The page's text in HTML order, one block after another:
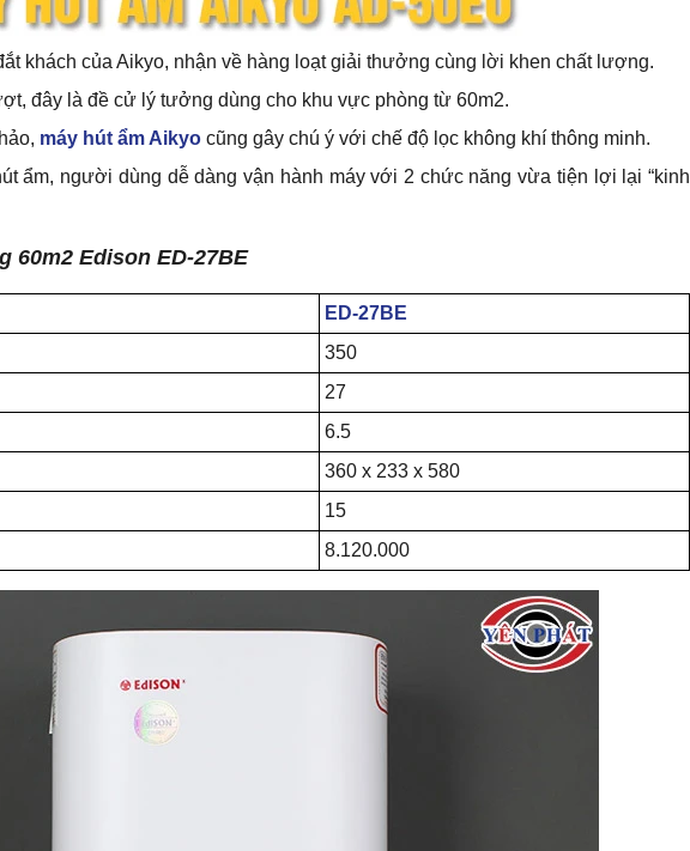
khách của Aikyo, nhận về hàng loạt giải thưởng cùng lời khen chất lượng.
đây là đề cử lý tưởng dùng cho khu vực phòng từ 60m2.
máy hút ẩm Aikyo cũng gây chú ý với chế độ lọc không khí thông minh.
ẩm, người dùng dễ dàng vận hành máy với 2 chức năng vừa tiện lợi lại “kinh
60m2 Edison ED-27BE
ED-27BE
350
27
6.5
360 x 233 x 580
15
8.120.000